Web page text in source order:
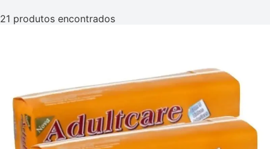
21 produtos encontrados